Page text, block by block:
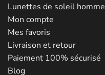
Lunettes de soleil homme
Mon compte
Mes favoris
Livraison et retour
Paiement 100% sécurisé
Blog